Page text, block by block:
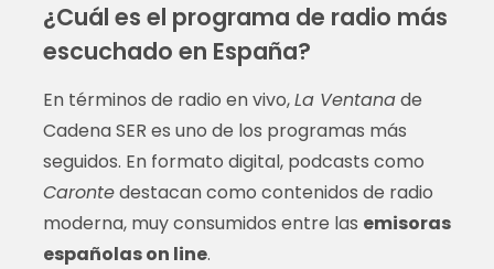
¿Cuál es el programa de radio más
escuchado en España?
En términos de radio en vivo,La Ventanade
Cadena SER es uno de los programas más
seguidos. En formato digital, podcasts como
Carontedestacan como contenidos de radio
moderna, muy consumidos entre las emisoras
españolas on line.